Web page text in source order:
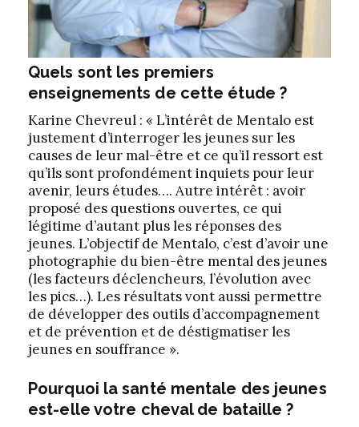
Quels sont les premiers
enseignements de cette étude ?
Karine Chevreul : « L’intérêt de Mentalo est
justement d’interroger les jeunes sur les
causes de leur mal-être et ce qu’il ressort est
qu’ils sont profondément inquiets pour leur
avenir, leurs études…. Autre intérêt : avoir
proposé des questions ouvertes, ce qui
légitime d’autant plus les réponses des
jeunes. L’objectif de Mentalo, c’est d’avoir une
photographie du bien-être mental des jeunes
(les facteurs déclencheurs, l’évolution avec
les pics…). Les résultats vont aussi permettre
de développer des outils d’accompagnement
et de prévention et de déstigmatiser les
jeunes en souffrance ».
Pourquoi la santé mentale des jeunes
est-elle votre cheval de bataille ?